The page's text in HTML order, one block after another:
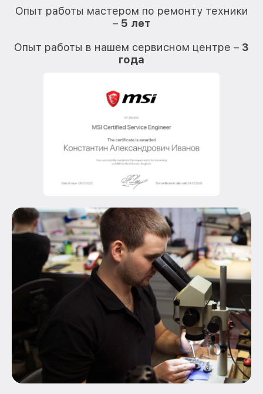
Опыт работы мастером по ремонту техники
– 5 лет
Опыт работы в нашем сервисном центре – 3
года